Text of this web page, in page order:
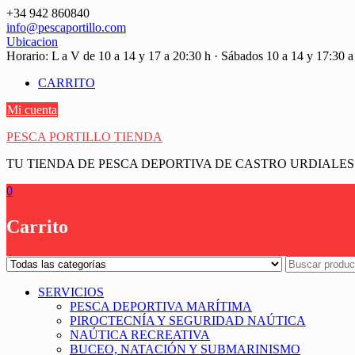
Saltar
contenido
+34 942 860840
info@pescaportillo.com
Ubicacion
Horario: L a V de 10 a 14 y 17 a 20:30 h · Sábados 10 a 14 y 17:30
CARRITO
Mi cuenta
PESCA PORTILLO TIENDA
TU TIENDA DE PESCA DEPORTIVA DE CASTRO URDIALES
0
Carrito
SERVICIOS
PESCA DEPORTIVA MARÍTIMA
PIROCTECNÍA Y SEGURIDAD NAÚTICA
NAÚTICA RECREATIVA
BUCEO, NATACIÓN Y SUBMARINISMO